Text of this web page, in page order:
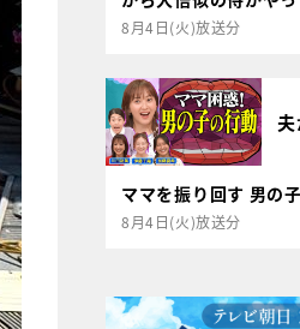
8月4日(火)放送分
ママを振り回す 男の
8月4日(火)放送分